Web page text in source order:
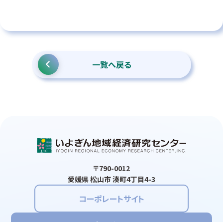
一覧へ戻る
〒790-0012
愛媛県 松山市 湊町4丁目4-3
コーポレートサイト